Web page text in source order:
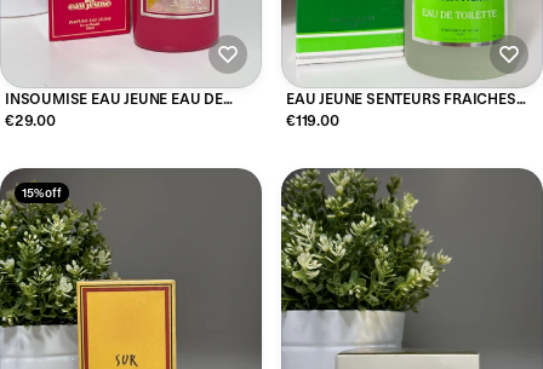
INSOUMISE EAU JEUNE EAU DE
TOILETTE 100ML
€29.00
EAU JEUNE SENTEURS FRAICHES
EAU DE TOILETTE 60ML
€119.00
15% off